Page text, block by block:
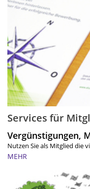
Services für
Vergünstigungen,
Nutzen Sie als Mitglied die
MEHR